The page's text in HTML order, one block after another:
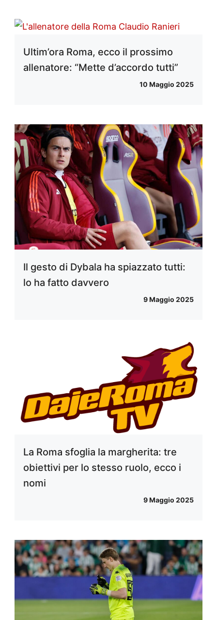
Ultim’ora Roma, ecco il prossimo
allenatore: “Mette d’accordo tutti”
10 Maggio 2025
Il gesto di Dybala ha spiazzato tutti:
lo ha fatto davvero
9 Maggio 2025
La Roma sfoglia la margherita: tre
obiettivi per lo stesso ruolo, ecco i
nomi
9 Maggio 2025